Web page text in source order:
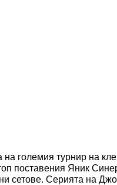
големия турнир на
поставения Яник
сетове. Серията на